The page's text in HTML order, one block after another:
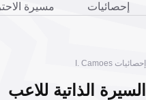
إحصائيات مسيرة
إحصائيات I. Camoes
السيرة الذاتية للاعب